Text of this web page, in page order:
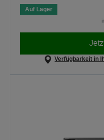
Auf Lager
Verfügbarkeit in